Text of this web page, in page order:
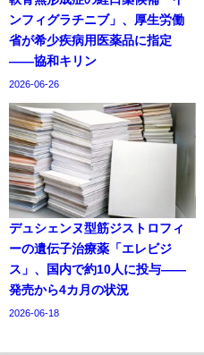
ンフィグラチニブ」、厚生労働
省が希少疾病用医薬品に指定
——協和キリン
2026-06-26
デュシェンヌ型筋ジストロフィ
ーの遺伝子治療薬「エレビジ
ス」、国内で約10人に投与——
発売から4カ月の状況
2026-06-18